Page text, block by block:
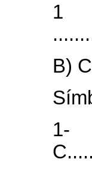
1
B)
1-